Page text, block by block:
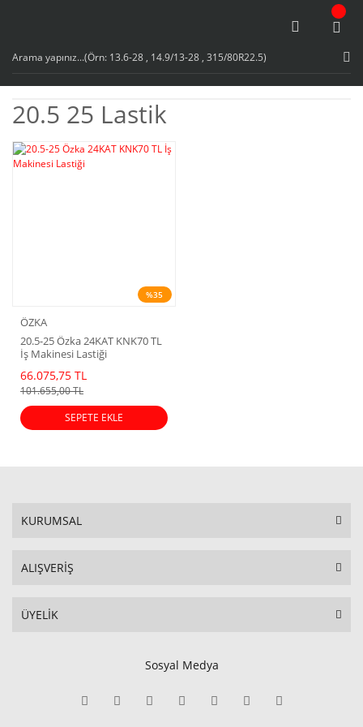
20.5 25 Lastik
%35
ÖZKA
20.5-25 Özka 24KAT KNK70 TL
İş Makinesi Lastiği
66.075,75 TL
101.655,00 TL
SEPETE EKLE
KURUMSAL
ALIŞVERİŞ
ÜYELİK
Sosyal Medya